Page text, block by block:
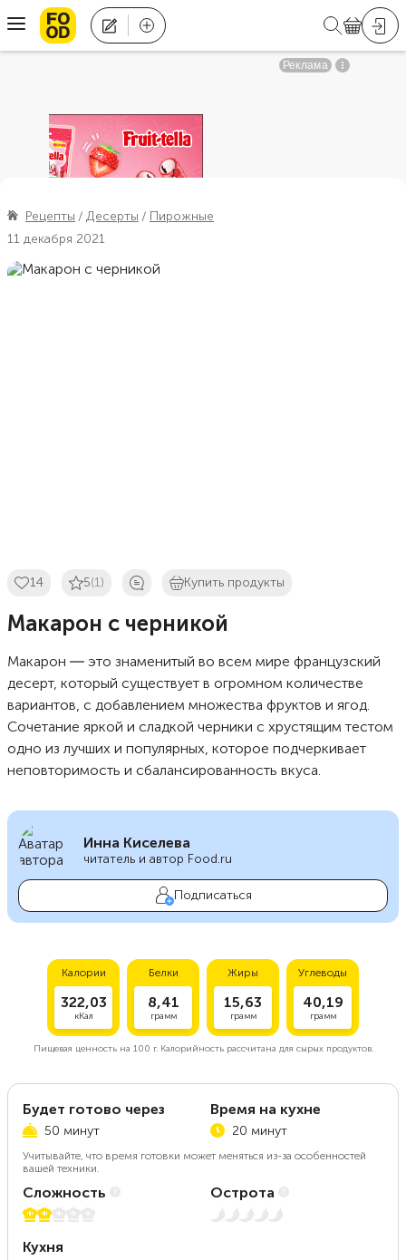
Рецепты Десерты
Пирожные
11 декабря 2021
14 5(1) Купить продукты
Макарон с черникой
Макарон ― это знаменитый во всем мире французский
десерт, который существует в огромном количестве
вариантов, с добавлением множества фруктов и ягод.
Сочетание яркой и сладкой черники с хрустящим тестом
одно из лучших и популярных, которое подчеркивает
неповторимость и сбалансированность вкуса.
Инна Киселева
читатель и автор Food.ru
Подписаться
Калории
322,03
кКал
Белки
8,41
грамм
Жиры
15,63
грамм
Углеводы
40,19
грамм
Пищевая ценность на 100 г.Калорийность рассчитана для сырых продуктов.
Будет готово через
50 минут
Время на кухне
20 минут
Учитывайте, что время готовки может меняться из-за особенностей
вашей техники.
Сложность
2 из 5
Острота
Нет остроты
Кухня